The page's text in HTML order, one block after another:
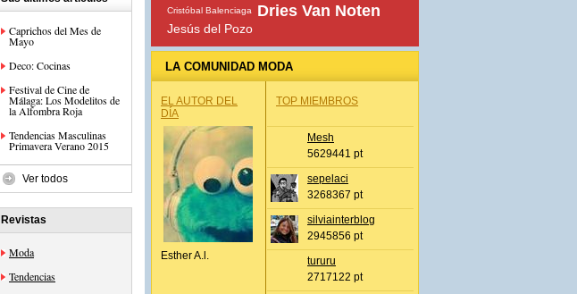
Caprichos del Mes de
Mayo
Deco: Cocinas
Festival de Cine de
Málaga: Los Modelitos de
la Alfombra Roja
Tendencias Masculinas
Primavera Verano 2015
Ver todos
Revistas
Moda
Tendencias
Cristóbal Balenciaga
Dries Van Noten
Jesús del Pozo
LA COMUNIDAD MODA
EL AUTOR DEL
DÍA
Esther A.l.
TOP MIEMBROS
Mesh
5629441 pt
sepelaci
3268367 pt
silviainterblog
2945856 pt
tururu
2717122 pt